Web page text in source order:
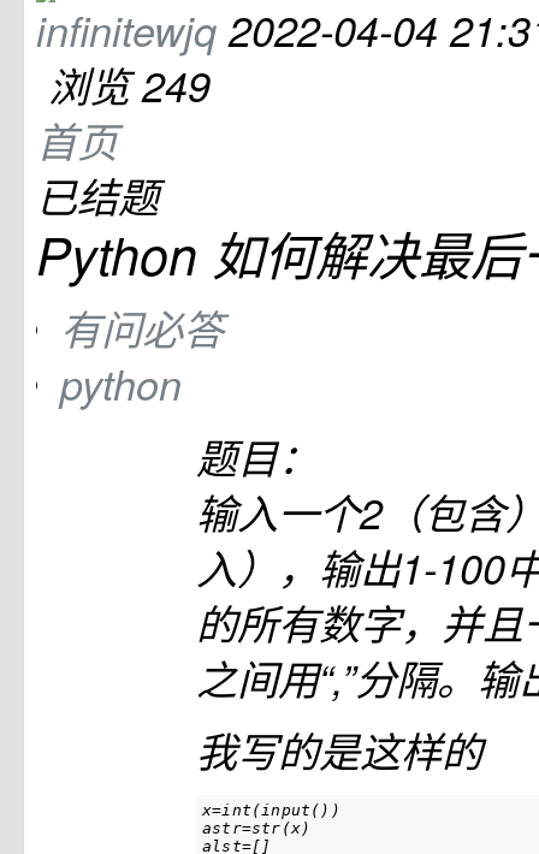
infinitewjq2022-04-04
浏览 249
首页
已结题
Python 如何解决最
有问必答
python
题目：
输入一个2（包含
入），输出1-100
的所有数字，并
之间用“,”分隔。
我写的是这样的
x
astr=str(x)